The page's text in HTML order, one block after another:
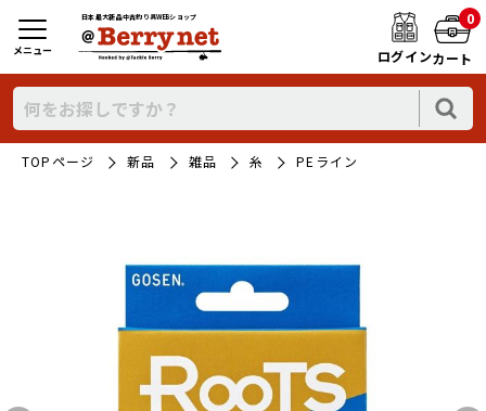
日本最大新品中古釣り具WEBショップ
ログイン
0
カート
メニュー
TOPページ 新品 雑品 糸 PEライン